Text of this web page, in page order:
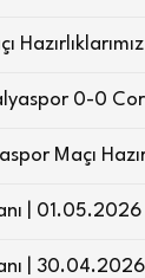
0-0
Maçı
| 01.05.2026
| 30.04.2026